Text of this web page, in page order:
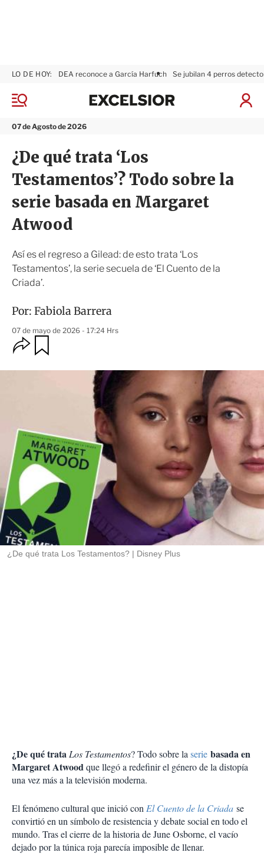
M
n
07 de Agosto de 2026
LO DE HOY: DEA reconoce a García Harfuch Se jubilan 4 perros
I
x
r
¿De qué trata ‘Los
Testamentos’? Todo sobre la
serie basada en Margaret
Atwood
Así es el regreso a Gilead: de esto trata ‘Los
Testamentos’, la serie secuela de ‘El Cuento de la
Criada’.
Por: Fabiola Barrera
07 de mayo de 2026 - 17:24 Hrs
O
p
i
d
e
c
o
a
t
i
r
r
¿De qué trata Los Testamentos? Disney Plus
¿De qué trataLos Testamentos? Todo sobre laserie basada en
Margaret Atwoodque llegó a redefinir el género de la distopía
una vez más a la televisión moderna.
El fenómeno cultural que inició conEl Cuento de la Criada se
convirtió en un símbolo de resistencia y debate social en todo el
mundo. Tras el cierre de la historia de June Osborne, el vacío
dejado por la túnica roja parecía imposible de llenar.